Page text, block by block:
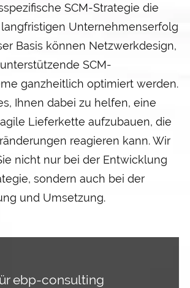
SCM-Strategie die
Unternehmenserfolg
Basis können Netzwerkdesign,
SCM-
ganzheitlich optimiert werden.
Ihnen dabei zu helfen, eine
Lieferkette aufzubauen, die
reagieren kann. Wir
nicht nur bei der Entwicklung
sondern auch bei der
und Umsetzung.
ebp-consulting